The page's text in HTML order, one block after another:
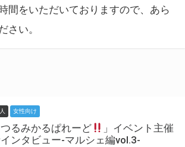
間をいただいておりますので、あら
さい。
女性向け
つるみかるぱれーど
」イベント主催
ンタビュー-マルシェ編vol.3-